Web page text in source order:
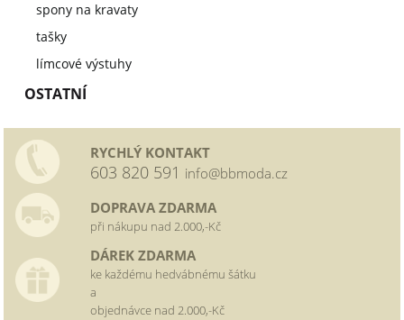
spony na kravaty
tašky
límcové výstuhy
OSTATNÍ
RYCHLÝ KONTAKT
603 820 591 info@bbmoda.cz
DOPRAVA ZDARMA
při nákupu nad 2.000,-Kč
DÁREK ZDARMA
ke každému hedvábnému šátku
a
objednávce nad 2.000,-Kč